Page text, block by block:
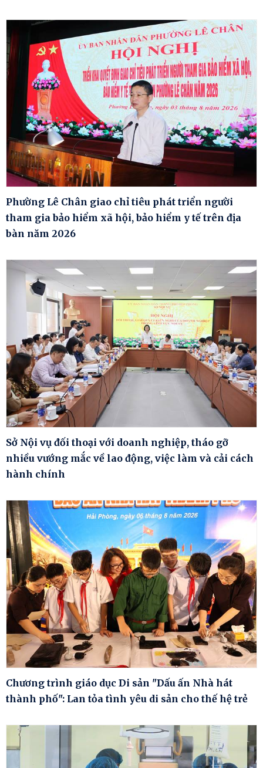
Phường Lê Chân giao chỉ tiêu phát triển người
tham gia bảo hiểm xã hội, bảo hiểm y tế trên địa
bàn năm 2026
Sở Nội vụ đối thoại với doanh nghiệp, tháo gỡ
nhiều vướng mắc về lao động, việc làm và cải cách
hành chính
Chương trình giáo dục Di sản "Dấu ấn Nhà hát
thành phố": Lan tỏa tình yêu di sản cho thế hệ trẻ